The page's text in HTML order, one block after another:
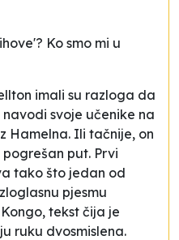
? Ko smo mi u
imali su razloga da
svoje učenike na
Hamelna. Ili tačnije, on
put. Prvi
tako što jedan od
pjesmu
Kongo, tekst čija je
ruku dvosmislena.